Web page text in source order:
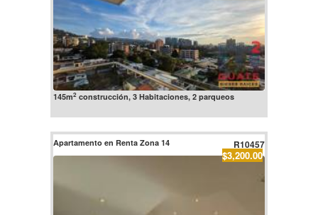
145m2construcción, 3 Habitaciones, 2 parqueos
Apartamento en Renta Zona 14 R10457
$3,200.00